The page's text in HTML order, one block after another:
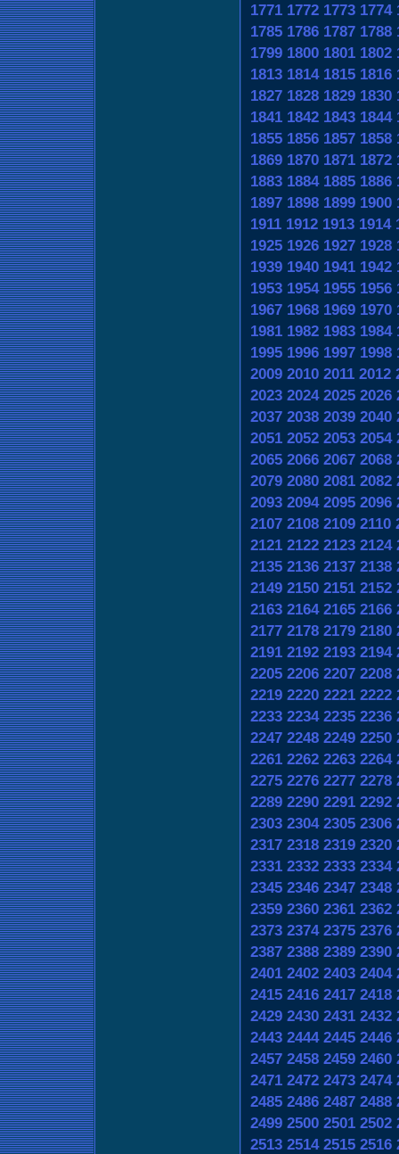
1771 1772 1773 1774
1785 1786 1787 1788
1799 1800 1801 1802
1813 1814 1815 1816
1827 1828 1829 1830
1841 1842 1843 1844
1855 1856 1857 1858
1869 1870 1871 1872
1883 1884 1885 1886
1897 1898 1899 1900
1911 1912 1913 1914
1925 1926 1927 1928
1939 1940 1941 1942
1953 1954 1955 1956
1967 1968 1969 1970
1981 1982 1983 1984
1995 1996 1997 1998
2009 2010 2011 2012
2023 2024 2025 2026
2037 2038 2039 2040
2051 2052 2053 2054
2065 2066 2067 2068
2079 2080 2081 2082
2093 2094 2095 2096
2107 2108 2109 2110
2121 2122 2123 2124
2135 2136 2137 2138
2149 2150 2151 2152
2163 2164 2165 2166
2177 2178 2179 2180
2191 2192 2193 2194
2205 2206 2207 2208
2219 2220 2221 2222
2233 2234 2235 2236
2247 2248 2249 2250
2261 2262 2263 2264
2275 2276 2277 2278
2289 2290 2291 2292
2303 2304 2305 2306
2317 2318 2319 2320
2331 2332 2333 2334
2345 2346 2347 2348
2359 2360 2361 2362
2373 2374 2375 2376
2387 2388 2389 2390
2401 2402 2403 2404
2415 2416 2417 2418
2429 2430 2431 2432
2443 2444 2445 2446
2457 2458 2459 2460
2471 2472 2473 2474
2485 2486 2487 2488
2499 2500 2501 2502
2513 2514 2515 2516